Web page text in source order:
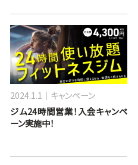
ジム24時間営業！入会キャンペ
ーン実施中！
2024.1.1 キャンペーン